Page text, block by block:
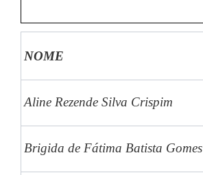
NOME
Aline Rezende Silva Crispim
Brigida de Fátima Batista Gomes